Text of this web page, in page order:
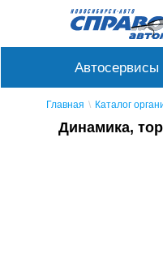
Автосервисы
Главная Каталог
Динамика,